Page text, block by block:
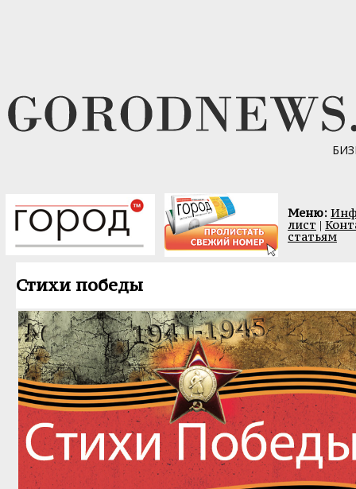
Меню:
лист |
статьям
Стихи победы